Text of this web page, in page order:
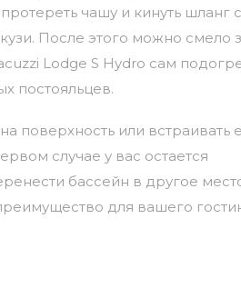
чашу и кинуть шланг с
После этого можно смело
Lodge S Hydro сам
постояльцев.
поверхность или встраивать
случае у вас остается
бассейн в другое
для вашего